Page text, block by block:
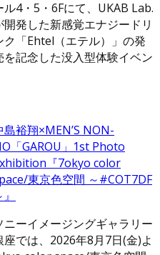
ル4・5・6Fにて、UKAB Lab.
開発した新感覚エナジードリ
ク「Ehtel（エテル）」の発
を記念した没入型体験イベン
島裕翔×MEN’S NON-
「GAROU」1st Photo
『7okyo color
東京色空間 ～#COT7DF
ニーイメージングギャラリー
座では、2026年8月7日(金)よ